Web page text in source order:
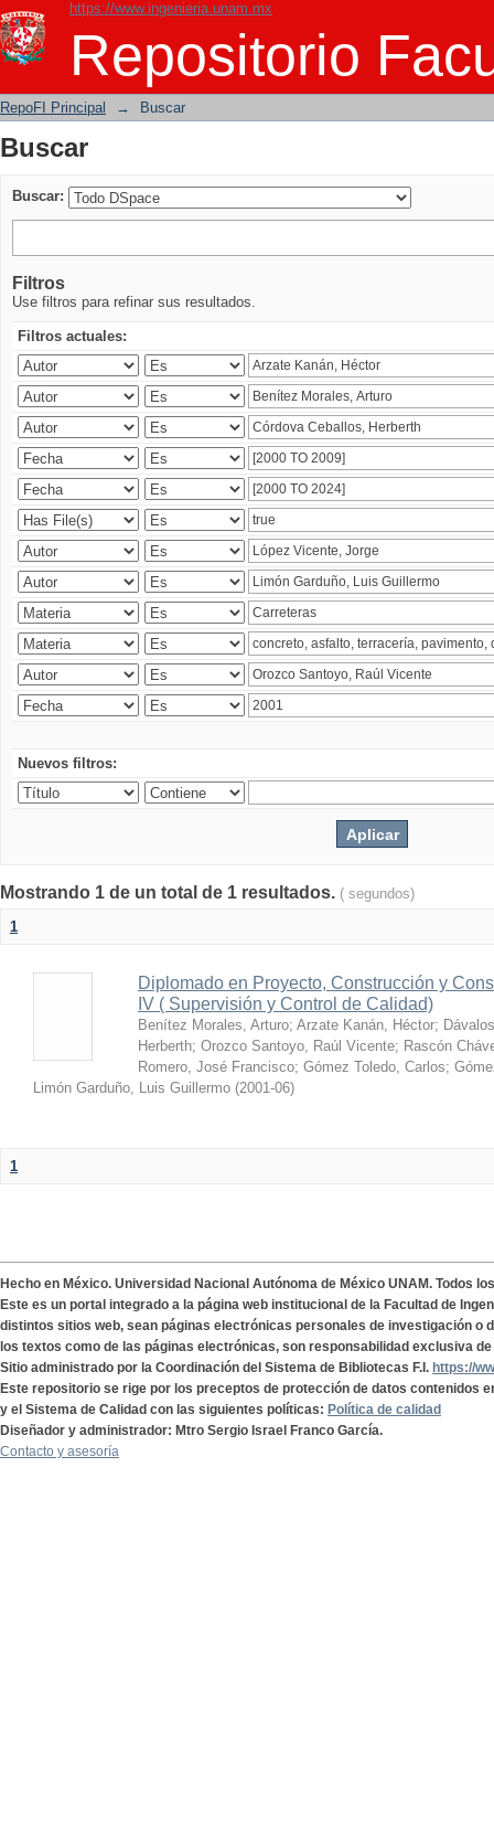
https://www.ingenieria.unam.mx
Repositorio
Buscar
RepoFI Principal → Buscar
Buscar
Buscar:
Filtros
Use filtros para refinar sus resultados.
Filtros actuales:
Nuevos filtros:
Mostrando 1 de un total de 1 resultados. ( segundos)
1
Diplomado en Proyecto, Construcción y
IV ( Supervisión y Control de Calidad)
Benítez Morales, Arturo; Arzate Kanán, Héctor;
Herberth; Orozco Santoyo, Raúl Vicente; Rascón
Romero, José Francisco; Gómez Toledo, Carlos;
Limón Garduño, Luis Guillermo (2001-06)
1
Hecho en México. Universidad Nacional Autónoma de México UNAM. Todos
Este es un portal integrado a la página web institucional de la Facultad de
distintos sitios web, sean páginas electrónicas personales de investigación o
los textos como de las páginas electrónicas, son responsabilidad exclusiva
Sitio administrado por la Coordinación del Sistema de Bibliotecas F.I. https://
Este repositorio se rige por los preceptos de protección de datos contenidos
y el Sistema de Calidad con las siguientes políticas: Política de calidad
Diseñador y administrador: Mtro Sergio Israel Franco García.
Contacto y asesoría